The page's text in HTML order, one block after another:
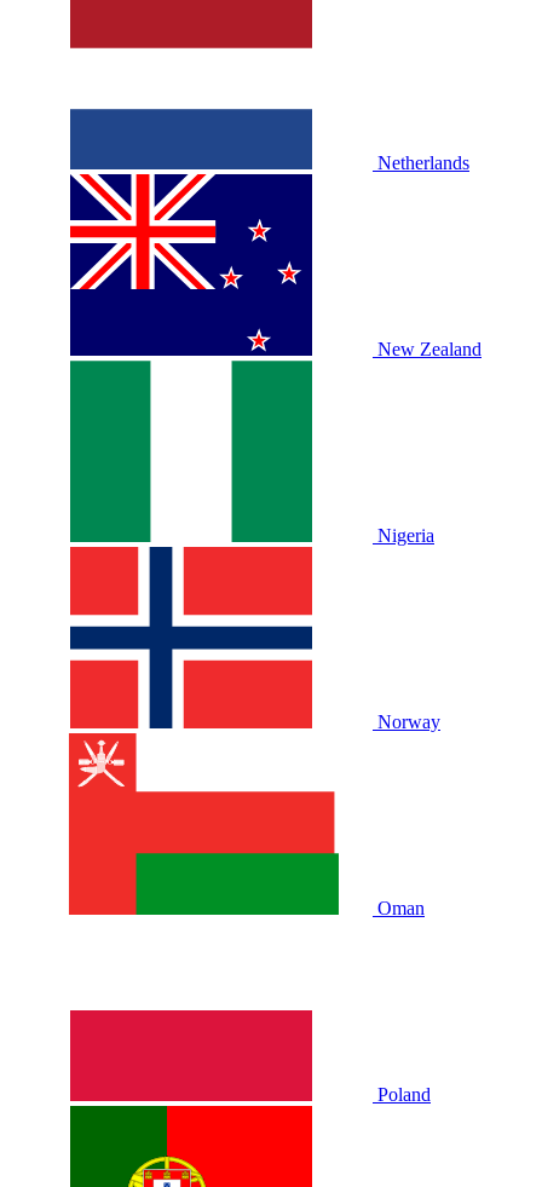
Netherlands
New Zealand
Nigeria
Norway
Oman
Poland